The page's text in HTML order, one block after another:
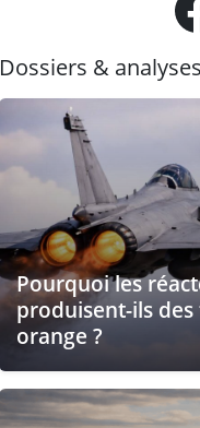
Dossiers & analyses
Pourquoi les
produisent-ils
orange ?